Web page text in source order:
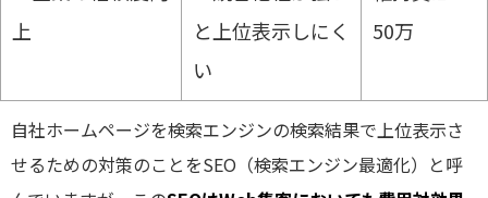
上
と上位表示しにく
い
50万
自社ホームページを検索エンジンの検索結果で上位表示さ
せるための対策のことをSEO（検索エンジン最適化）と呼